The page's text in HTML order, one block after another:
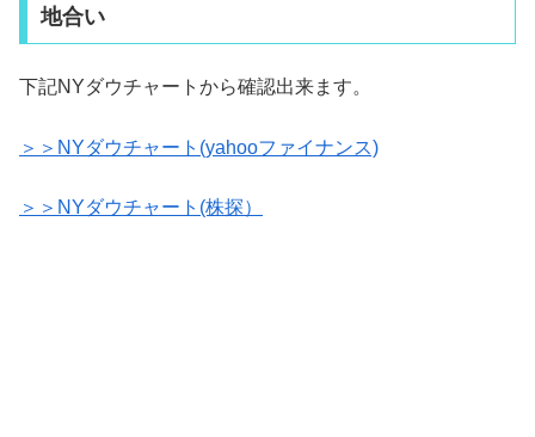
地合い
下記NYダウチャートから確認出来ます。
＞＞NYダウチャート(yahooファイナンス)
＞＞NYダウチャート(株探）